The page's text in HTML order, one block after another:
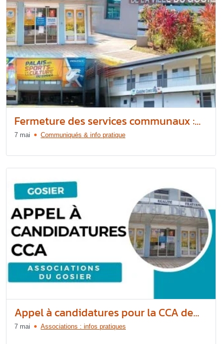
Fermeture des services communaux :...
7 mai Communiqués & info pratique
Appel à candidatures pour la CCA de...
7 mai Associations : infos pratiques